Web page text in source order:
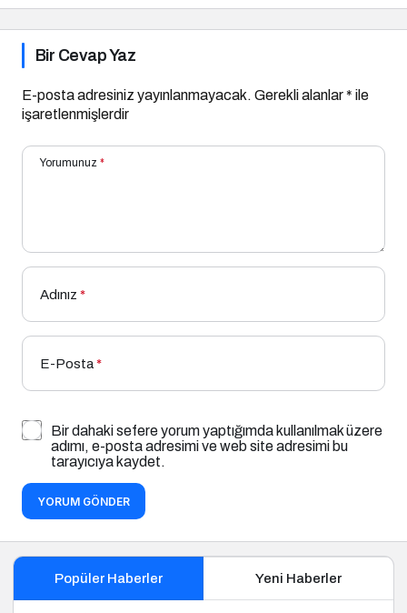
Bir Cevap Yaz
E-posta adresiniz yayınlanmayacak. Gerekli alanlar* ile
işaretlenmişlerdir
Yorumunuz *
Adınız *
E-Posta*
Bir dahaki sefere yorum yaptığımda kullanılmak üzere
adımı, e-posta adresimi ve web site adresimi bu
tarayıcıya kaydet.
YORUM GÖNDER
Popüler Haberler Yeni Haberler